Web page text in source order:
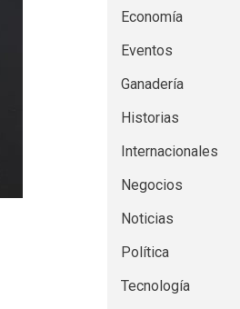
Economía
Eventos
Ganadería
Historias
Internacionales
Negocios
Noticias
Política
Tecnología